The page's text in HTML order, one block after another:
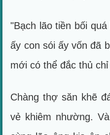
"Bạch lão tiền bối
ấy con sói ấy vốn đã
mới có thể đắc thủ
Chàng thợ săn khẽ
vẻ khiêm nhường.